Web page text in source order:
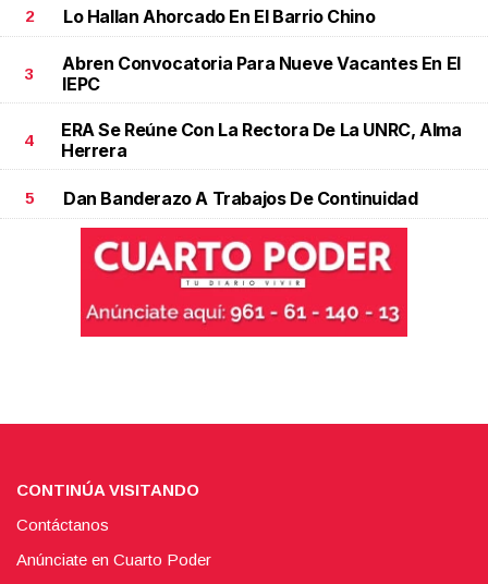
2 Lo Hallan Ahorcado En El Barrio Chino
3
Abren Convocatoria Para Nueve Vacantes En El
IEPC
4
ERA Se Reúne Con La Rectora De La UNRC, Alma
Herrera
5 Dan Banderazo A Trabajos De Continuidad
CONTINÚA VISITANDO
Contáctanos
Anúnciate en Cuarto Poder